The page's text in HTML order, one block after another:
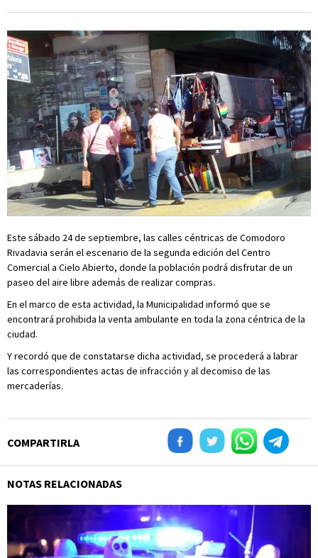
Este sábado 24 de septiembre, las calles céntricas de Comodoro
Rivadavia serán el escenario de la segunda edición del Centro
Comercial a Cielo Abierto, donde la población podrá disfrutar de un
paseo del aire libre además de realizar compras.
En el marco de esta actividad, la Municipalidad informó que se
encontrará prohibida la venta ambulante en toda la zona céntrica de la
ciudad.
Y recordó que de constatarse dicha actividad, se procederá a labrar
las correspondientes actas de infracción y al decomiso de las
mercaderías.
COMPARTIRLA
NOTAS RELACIONADAS